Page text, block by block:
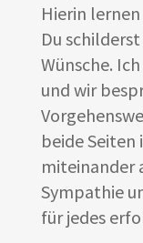
Hierin
Du
Wünsche.
und wir
beide Seiten
miteinander
Sympathie
für jedes